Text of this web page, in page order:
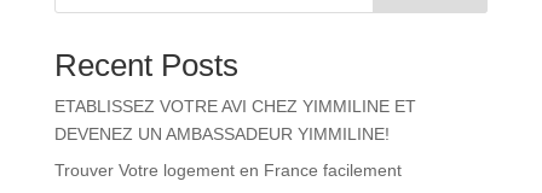
Recent Posts
ETABLISSEZ VOTRE AVI CHEZ YIMMILINE ET
DEVENEZ UN AMBASSADEUR YIMMILINE!
Trouver Votre logement en France facilement